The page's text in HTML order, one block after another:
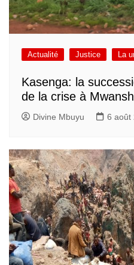
Actualité Justice La
Kasenga: la
de la crise à
Divine Mbuyu 6 août